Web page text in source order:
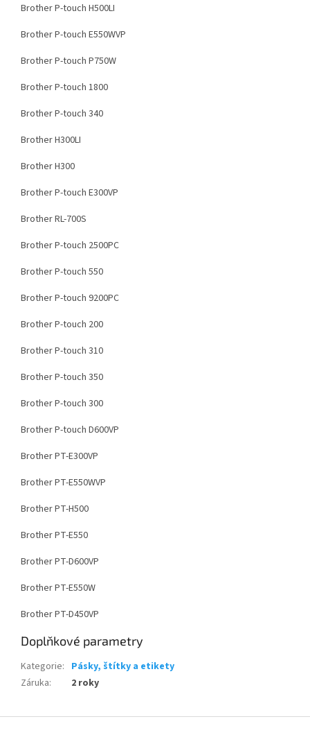
Brother P-touch H500LI
Brother P-touch E550WVP
Brother P-touch P750W
Brother P-touch 1800
Brother P-touch 340
Brother H300LI
Brother H300
Brother P-touch E300VP
Brother RL-700S
Brother P-touch 2500PC
Brother P-touch 550
Brother P-touch 9200PC
Brother P-touch 200
Brother P-touch 310
Brother P-touch 350
Brother P-touch 300
Brother P-touch D600VP
Brother PT-E300VP
Brother PT-E550WVP
Brother PT-H500
Brother PT-E550
Brother PT-D600VP
Brother PT-E550W
Brother PT-D450VP
Doplňkové parametry
Kategorie: Pásky, štítky a etikety
Záruka: 2 roky